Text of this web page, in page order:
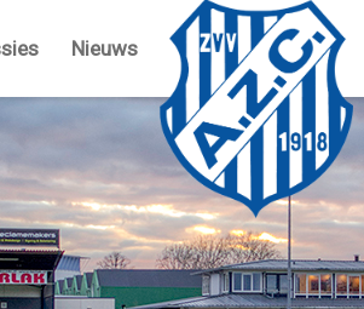
Nieuws